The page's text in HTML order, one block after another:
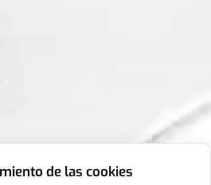
de las cookies